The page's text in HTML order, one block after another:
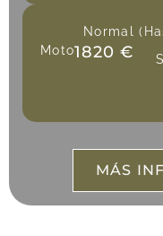
Normal
Moto1820 €
MÁS